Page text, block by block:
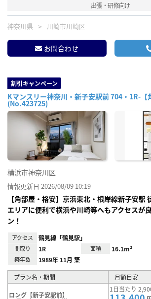
出張・研修向け
神奈川県 川崎市川崎区
お問合わせ
割引キャンペーン
Kマンスリー神奈川・新子安駅前 704・1R-【
(No.423725)
横浜市神奈川区
情報更新日 2026/08/09 10:19
【角部屋・格安】京浜東北・根岸線新子安駅
エリアに便利で横浜や川崎等へもアクセスが
ン！
アクセス 鶴見線「鶴見駅」
間取り 1R 面積 16.1m²
築年数 1989年 11月 築
プラン名・期間 月額目安
ロング【新子安駅前】
1日当たり